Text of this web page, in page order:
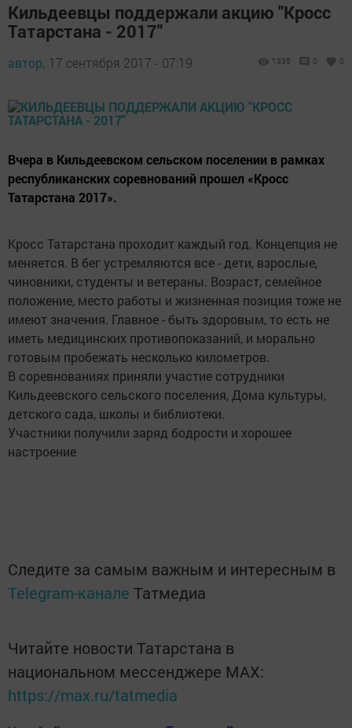
Кильдеевцы поддержали акцию "Кросс
Татарстана - 2017"
автор, 17 сентября 2017 - 07:19 1335 0 0
Вчера в Кильдеевском сельском поселении в рамках
республиканских соревнований прошел «Кросс
Татарстана 2017».
Кросс Татарстана проходит каждый год. Концепция не
меняется. В бег устремляются все - дети, взрослые,
чиновники, студенты и ветераны. Возраст, семейное
положение, место работы и жизненная позиция тоже не
имеют значения. Главное - быть здоровым, то есть не
иметь медицинских противопоказаний, и морально
готовым пробежать несколько километров.
В соревнованиях приняли участие сотрудники
Кильдеевского сельского поселения, Дома культуры,
детского сада, школы и библиотеки.
Участники получили заряд бодрости и хорошее
настроение
Следите за самым важным и интересным в
Telegram-канале Татмедиа
Читайте новости Татарстана в
национальном мессенджере MАХ:
https://max.ru/tatmedia